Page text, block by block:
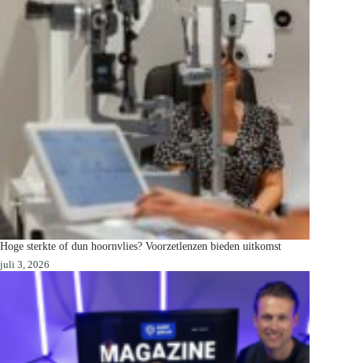
Hoge sterkte of dun hoornvlies? Voorzetlenzen bieden uitkomst
juli 3, 2026